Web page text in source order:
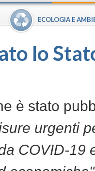
ECOLOGIA E
lo
è stato
urgenti
COVID-19